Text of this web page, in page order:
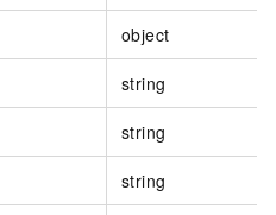
object
string
string
string